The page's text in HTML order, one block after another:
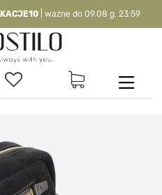
| ważne do 09.08 g. 23:59
produktów z flagą OKAZJA >